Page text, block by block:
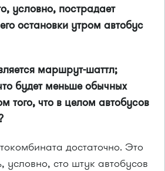
условно, пострадает
остановки утром автобус
маршрут-шаттл;
будет меньше обычных
того, что в целом автобусов
достаточно. Это
условно, сто штук автобусов